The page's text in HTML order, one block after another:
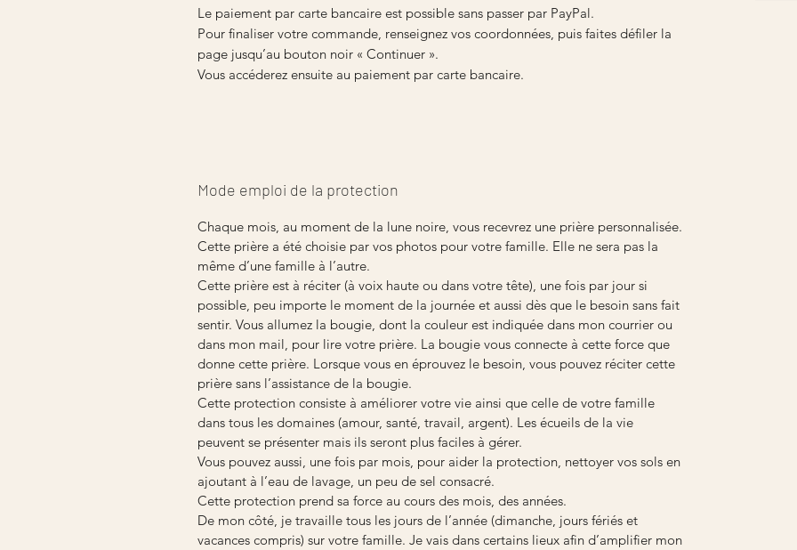
Le paiement par carte bancaire est possible sans passer par PayPal.
Pour finaliser votre commande, renseignez vos coordonnées, puis faites défiler la
page jusqu’au bouton noir « Continuer ».
Vous accéderez ensuite au paiement par carte bancaire.
Mode emploi de la protection
Chaque mois, au moment de la lune noire, vous recevrez une prière personnalisée.
Cette prière a été choisie par vos photos pour votre famille. Elle ne sera pas la
même d’une famille à l’autre.
Cette prière est à réciter (à voix haute ou dans votre tête), une fois par jour si
possible, peu importe le moment de la journée et aussi dès que le besoin sans fait
sentir. Vous allumez la bougie, dont la couleur est indiquée dans mon courrier ou
dans mon mail, pour lire votre prière. La bougie vous connecte à cette force que
donne cette prière. Lorsque vous en éprouvez le besoin, vous pouvez réciter cette
prière sans l’assistance de la bougie.
Cette protection consiste à améliorer votre vie ainsi que celle de votre famille
dans tous les domaines (amour, santé, travail, argent). Les écueils de la vie
peuvent se présenter mais ils seront plus faciles à gérer.
Vous pouvez aussi, une fois par mois, pour aider la protection, nettoyer vos sols en
ajoutant à l’eau de lavage, un peu de sel consacré.
Cette protection prend sa force au cours des mois, des années.
De mon côté, je travaille tous les jours de l’année (dimanche, jours fériés et
vacances compris) sur votre famille. Je vais dans certains lieux afin d’amplifier mon